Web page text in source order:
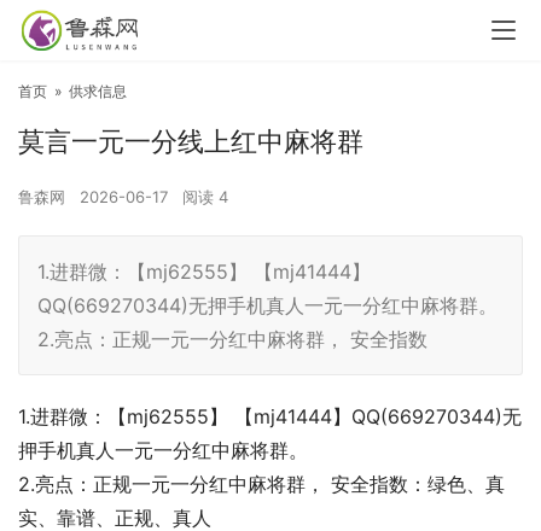
首页 » 供求信息
莫言一元一分线上红中麻将群
鲁森网 2026-06-17 阅读 4
1.进群微：【mj62555】 【mj41444】
QQ(669270344)无押手机真人一元一分红中麻将群。
2.亮点：正规一元一分红中麻将群， 安全指数
1.进群微：【mj62555】 【mj41444】QQ(669270344)无
押手机真人一元一分红中麻将群。
2.亮点：正规一元一分红中麻将群， 安全指数：绿色、真
实、靠谱、正规、真人